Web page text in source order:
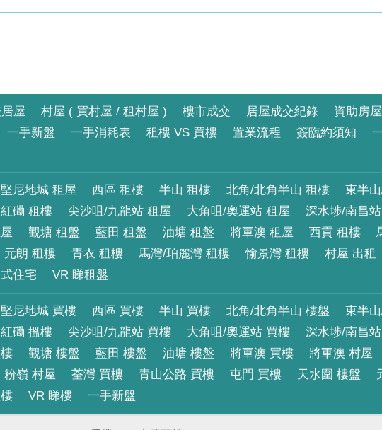
屋 村屋 ( 買村屋 / 租村屋 ) 樓市成交 居屋成交紀錄 資助房
一手新盤 一手消耗表 租樓 VS 買樓 置業流程 簽臨約須知
堅尼地城 租屋 西區 租樓 半山 租樓 北角/北角半山 租樓 東半
紅磡 租樓 尖沙咀/九龍站 租屋 大角咀/奧運站 租屋 深水埗/南昌
觀塘 租盤 藍田 租盤 油塘 租盤 將軍澳 租屋 西貢 租樓
元朗 租樓 青衣 租樓 馬灣/珀麗灣 租樓 愉景灣 租樓 村屋 出租
住宅 VR 睇租盤
堅尼地城 買樓 西區 買樓 半山 買樓 北角/北角半山 樓盤 東半
紅磡 搵樓 尖沙咀/九龍站 買樓 大角咀/奧運站 買樓 深水埗/南昌
觀塘 樓盤 藍田 樓盤 油塘 樓盤 將軍澳 買樓 將軍澳 村屋
粉嶺 村屋 荃灣 買樓 青山公路 買樓 屯門 買樓 天水圍 樓盤
VR 睇樓 一手新盤